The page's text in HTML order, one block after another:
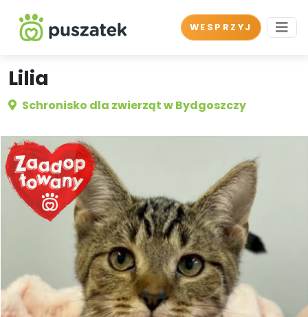
WESPRZYJ
Lilia
Schronisko dla zwierząt w Bydgoszczy